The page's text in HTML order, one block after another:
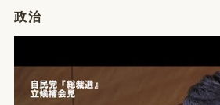
政治